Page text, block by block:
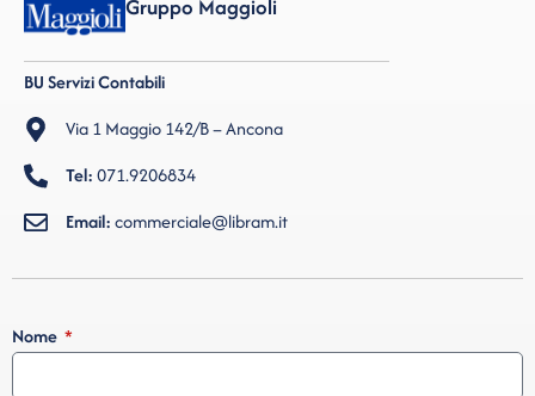
Gruppo Maggioli
BU Servizi Contabili
Via 1 Maggio 142/B – Ancona
Tel:071.9206834
Email:commerciale@libram.it
Nome